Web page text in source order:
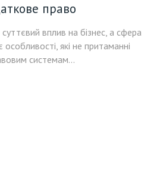
право
вплив на бізнес, а сфера
особливості, які не притаманні
системам...